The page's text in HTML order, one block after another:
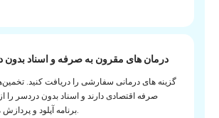
درمان های مقرون به صرفه و اسناد بدون
گزینه های درمانی سفارشی را دریافت کنید.
صرفه اقتصادی دارند و اسناد بدون دردسر را
برنامه آپلود و پردازش می‌کنند.